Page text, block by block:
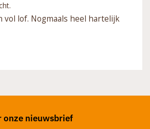
vol lof. Nogmaals heel hartelijk
onze nieuwsbrief